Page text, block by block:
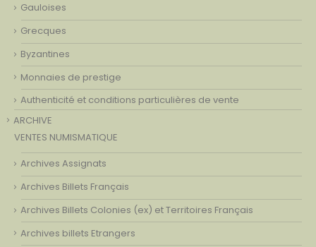
Gauloises
Grecques
Byzantines
Monnaies de prestige
Authenticité et conditions particulières de vente
ARCHIVE
VENTES NUMISMATIQUE
Archives Assignats
Archives Billets Français
Archives Billets Colonies (ex) et Territoires Français
Archives billets Etrangers